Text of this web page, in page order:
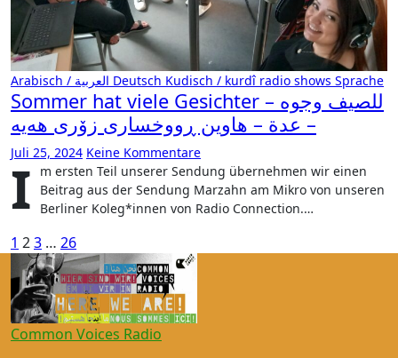
Deutsch Kudisch / kurdî radio shows Sprache
Sommer hat viele Gesichter – للصيف وجوه
عدة – هاوین ڕووخساری زۆری هەیە –
Juli 25, 2024 Keine Kommentare
I
m ersten Teil unserer Sendung übernehmen wir einen
Beitrag aus der Sendung Marzahn am Mikro von unseren
Berliner Koleg*innen von Radio Connection.…
Seitennummerierung
der
Beiträge
1 23 … 26
Common Voices Radio